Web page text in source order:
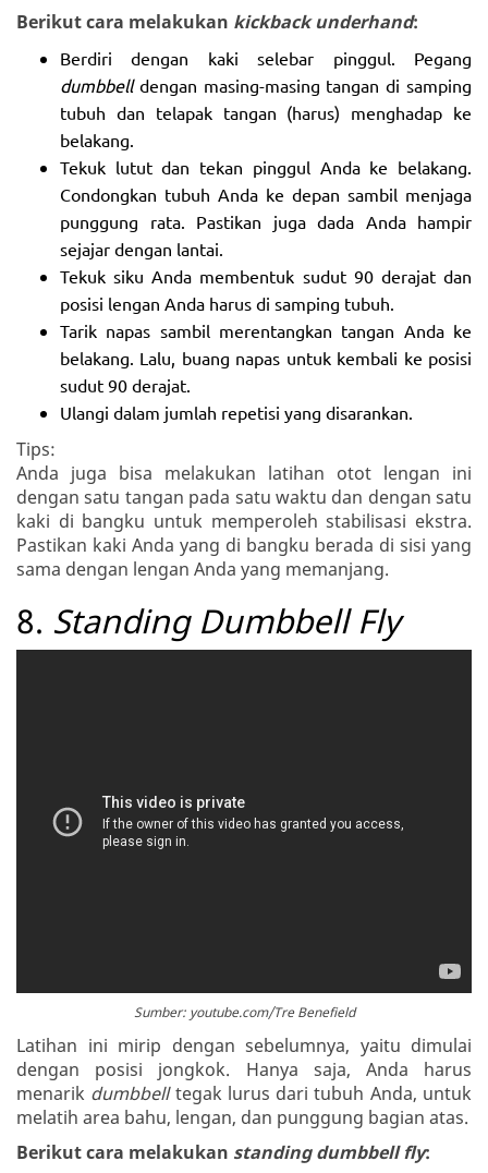
Berikut cara melakukan kickback underhand:
Berdiri dengan kaki selebar pinggul. Pegang
dumbbelldengan masing-masing tangan di samping
tubuh dan telapak tangan (harus) menghadap ke
belakang.
Tekuk lutut dan tekan pinggul Anda ke belakang.
Condongkan tubuh Anda ke depan sambil menjaga
punggung rata. Pastikan juga dada Anda hampir
sejajar dengan lantai.
Tekuk siku Anda membentuk sudut 90 derajat dan
posisi lengan Anda harus di samping tubuh.
Tarik napas sambil merentangkan tangan Anda ke
belakang. Lalu, buang napas untuk kembali ke posisi
sudut 90 derajat.
Ulangi dalam jumlah repetisi yang disarankan.
Tips:
Anda juga bisa melakukan latihan otot lengan ini
dengan satu tangan pada satu waktu dan dengan satu
kaki di bangku untuk memperoleh stabilisasi ekstra.
Pastikan kaki Anda yang di bangku berada di sisi yang
sama dengan lengan Anda yang memanjang.
8. Standing Dumbbell Fly
Sumber: youtube.com/Tre Benefield
Latihan ini mirip dengan sebelumnya, yaitu dimulai
dengan posisi jongkok. Hanya saja, Anda harus
menarik dumbbelltegak lurus dari tubuh Anda, untuk
melatih area bahu, lengan, dan punggung bagian atas.
Berikut cara melakukan standing dumbbell fly: